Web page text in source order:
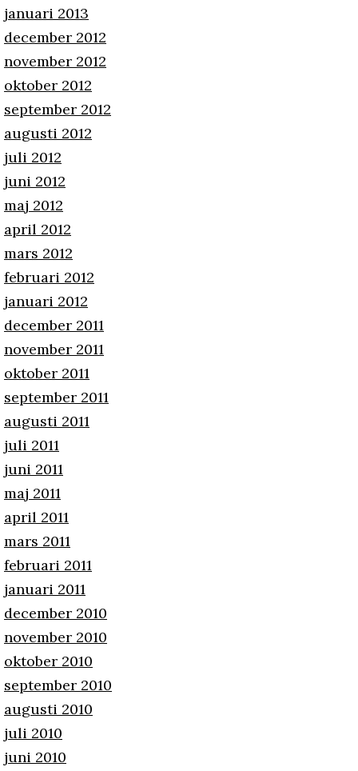
januari 2013
december 2012
november 2012
oktober 2012
september 2012
augusti 2012
juli 2012
juni 2012
maj 2012
april 2012
mars 2012
februari 2012
januari 2012
december 2011
november 2011
oktober 2011
september 2011
augusti 2011
juli 2011
juni 2011
maj 2011
april 2011
mars 2011
februari 2011
januari 2011
december 2010
november 2010
oktober 2010
september 2010
augusti 2010
juli 2010
juni 2010